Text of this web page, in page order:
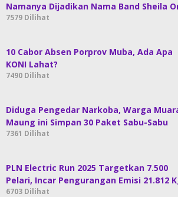
Namanya Dijadikan Nama Band Sheila
7579 Dilihat
10 Cabor Absen Porprov Muba, Ada Apa
KONI Lahat?
7490 Dilihat
Diduga Pengedar Narkoba, Warga
Maung ini Simpan 30 Paket Sabu-Sabu
7361 Dilihat
PLN Electric Run 2025 Targetkan 7.500
Pelari, Incar Pengurangan Emisi 21.812
6703 Dilihat